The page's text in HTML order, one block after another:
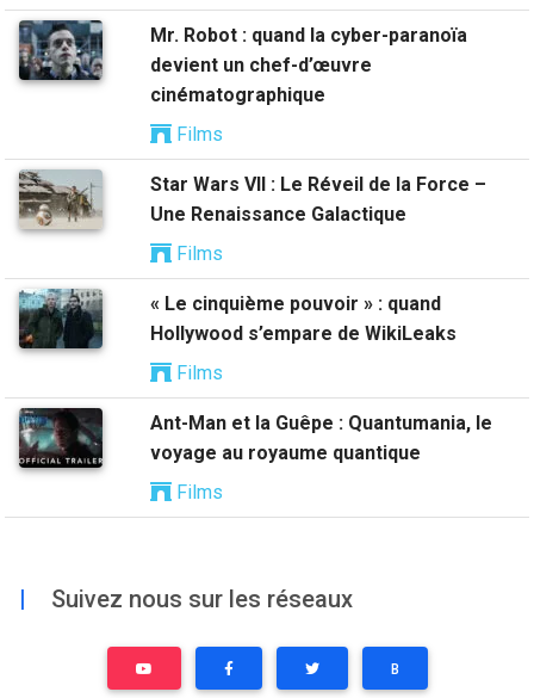
Mr. Robot : quand la cyber-paranoïa
devient un chef-d’œuvre
cinématographique
Films
Star Wars VII : Le Réveil de la Force –
Une Renaissance Galactique
Films
« Le cinquième pouvoir » : quand
Hollywood s’empare de WikiLeaks
Films
Ant-Man et la Guêpe : Quantumania, le
voyage au royaume quantique
Films
| Suivez nous sur les réseaux
B